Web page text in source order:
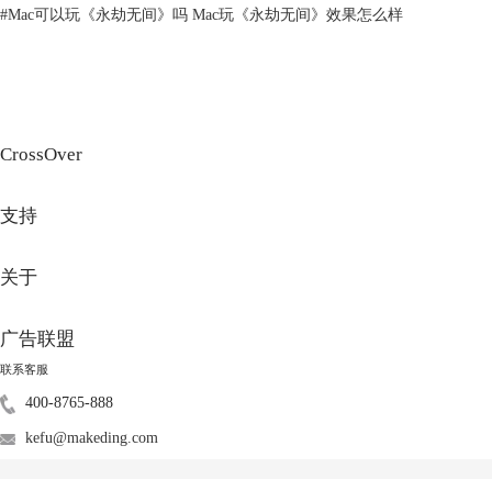
M3芯片的苹果电脑的创新性是它们的一大优势，相比于其他品牌和型号
强大的性能和能效，可以为用户带来更快的运算速度和更长的续航时间。
M3芯片的苹果电脑有更丰富的功能，可以为用户带来更逼真的图形效
果、更高的媒体质量、更大的内存容量等。M3芯片的苹果电脑有更好的
#Mac可以玩《永劫无间》吗 Mac玩《永劫无间》效果怎么样
CrossOver
支持
关于
广告联盟
联系客服
400-8765-888
kefu@makeding.com